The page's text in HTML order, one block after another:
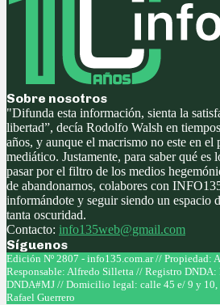
Sobre nosotros
"Difunda esta información, sienta la
libertad”, decía Rodolfo Walsh en
años, y aunque el macrismo no este en
mediático. Justamente, para saber qué es
pasar por el filtro de los medios
de abandonarnos, colabores con
informándote y seguir siendo un espacio
tanta oscuridad.
Contacto: info135web@gmail.com
Síguenos
Facebook
Twitter
Instagram
Youtube
Edición Nº 2807 - info135.com.ar // Propiedad:
Responsable: Alfredo Silletta // Registro
DNDA#MJ // Domicilio legal: calle 45 e/ 9 y 10,
Rafael Guerrero